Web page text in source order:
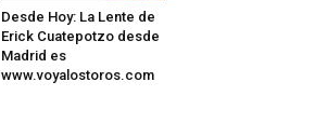
Desde Hoy: La Lente de
Erick Cuatepotzo desde
Madrid es
www.voyalostoros.com